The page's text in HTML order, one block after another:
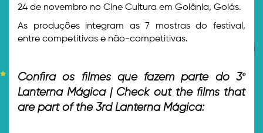
24 de novembro no Cine Cultura em Goiânia, Goiás.
As produções integram as 7 mostras do festival,
entre competitivas e não-competitivas.
Confira os filmes que fazem parte do 3º
Lanterna Mágica | Check out the films that
are part of the 3rd Lanterna Mágica: